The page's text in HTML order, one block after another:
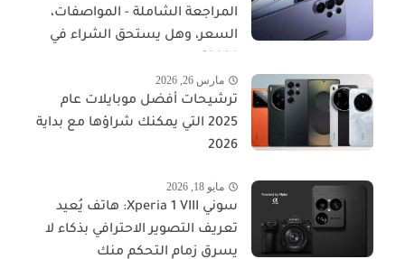
المراجعة الشاملة - المواصفات،
السعر، وهل يستحق الشراء في
مارس 26, 2026
ترشيحات أفضل موبايلات عام
2025 التي يمكنك شراؤها مع بداية
2026
مايو 18, 2026
سوني Xperia 1 VIII: هاتف يُعيد
تعريف التصوير الاحترافي بذكاء لا
يسرق زمام التحكم منك